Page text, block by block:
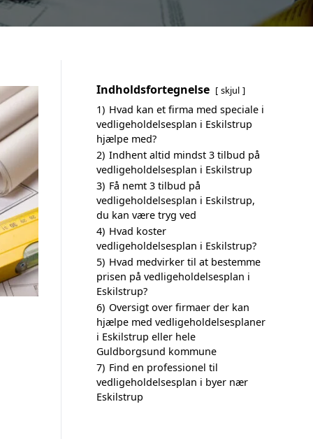
Indholdsfortegnelse skjul
1) Hvad kan et firma med speciale i
vedligeholdelsesplan i Eskilstrup
hjælpe med?
2) Indhent altid mindst 3 tilbud på
vedligeholdelsesplan i Eskilstrup
3) Få nemt 3 tilbud på
vedligeholdelsesplan i Eskilstrup,
du kan være tryg ved
4) Hvad koster
vedligeholdelsesplan i Eskilstrup?
5) Hvad medvirker til at bestemme
prisen på vedligeholdelsesplan i
Eskilstrup?
6) Oversigt over firmaer der kan
hjælpe med vedligeholdelsesplaner
i Eskilstrup eller hele
Guldborgsund kommune
7) Find en professionel til
vedligeholdelsesplan i byer nær
Eskilstrup